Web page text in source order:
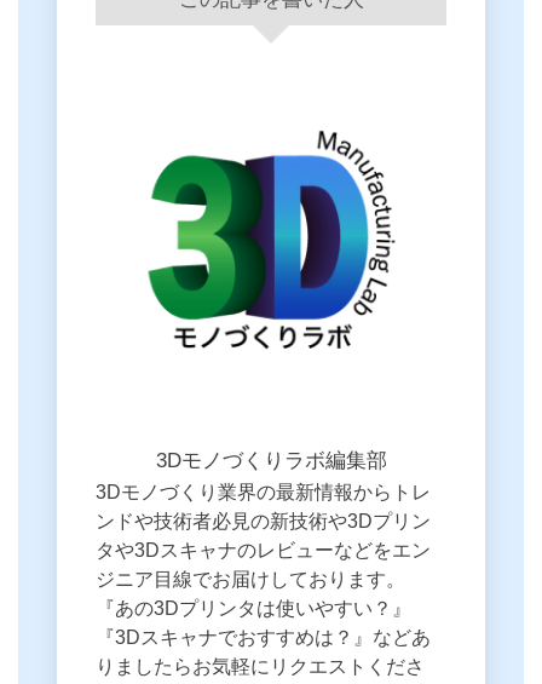
3Dモノづくりラボ編集部
3Dモノづくり業界の最新情報からトレ
ンドや技術者必見の新技術や3Dプリン
タや3Dスキャナのレビューなどをエン
ジニア目線でお届けしております。
『あの3Dプリンタは使いやすい？』
『3Dスキャナでおすすめは？』などあ
りましたらお気軽にリクエストくださ